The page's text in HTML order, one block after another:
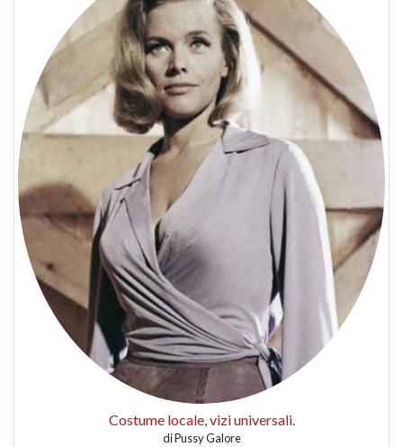
Costume locale, vizi universali.
diPussy Galore